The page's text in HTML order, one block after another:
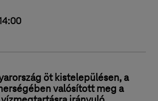
öt kistelepülésen, a
valósított meg a